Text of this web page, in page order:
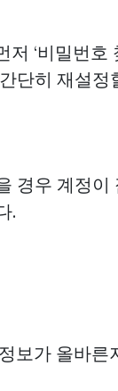
‘비밀번
단히 재설정
경우 계정
.
보가 올바